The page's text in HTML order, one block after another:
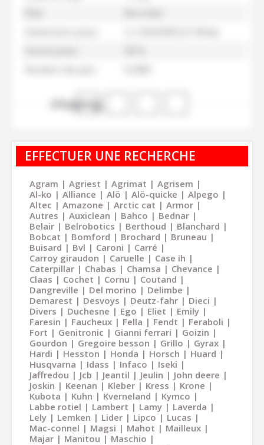
shopping_cart
EFFECTUER UNE RECHERCHE
Agram Agriest Agrimat
Agrisem
Al-ko
Alliance Alö Alö-quicke
Alpego
Altec
Amazone Arctic cat
Armor
Autres
Auxiclean Bahco
Bednar
Belair
Belrobotics Berthoud
Blanchard
Bobcat
Bomford Brochard
Bruneau
Buisard
Bvl Caroni
Carré
Carroy giraudon
Caruelle
Case ih
Caterpillar
Chabas Chamsa
Chevance
Claas
Cochet Cornu
Coutand
Dangreville
Del morino
Delimbe
Demarest
Desvoys Deutz-fahr
Dieci
Divers
Duchesne Ego Eliet
Emily
Faresin
Faucheux Fella Fendt
Feraboli
Fort
Genitronic Gianni ferrari
Goizin
Gourdon
Gregoire besson Grillo
Gyrax
Hardi
Hesston Honda Horsch
Huard
Husqvarna
Idass Infaco
Iseki
Jaffredou
Jcb Jeantil Jeulin
John deere
Joskin
Keenan Kleber Kress
Krone
Kubota
Kuhn Kverneland
Kymco
Labbe rotiel
Lambert Lamy
Laverda
Lely
Lemken Lider Lipco
Lucas
Mac-connel
Magsi Mahot
Mailleux
Majar
Manitou
Maschio